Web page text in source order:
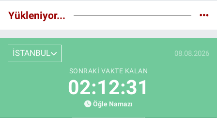
Yükleniyor...
İSTANBUL 08.08.2026
SONRAKI VAKTE KALAN
02:12:30
Öğle Namazı